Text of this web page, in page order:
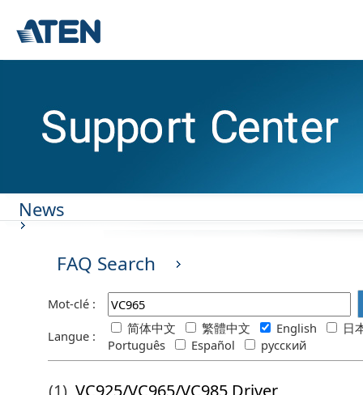
News
FAQ Search
Mot-clé :
Langue :
简体中文 繁體中文 English
日
Português
Español русский